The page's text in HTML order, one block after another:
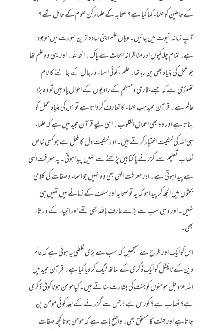
کے حاملین کو علماء کہا گیا ہے؟ صحابہ کے علماء کن علوم کے حامل تھے؟
آپ زمانہ نبوت میں جائیں۔ وہاں علم اپنی سادہ ترین صورت میں موجود
ہے۔ تمام چلاکیوں اور مناظرانہ ابحاث سے پاک۔ الحمد للہ۔ اور یہی وہ علم تھا
جو عمل کی بنیاد بھی بن رہا تھا۔ علم، کوئی اسماء ورجال کے جاننے کا نام
تھوڑی ہے کہ جسے بخاری ومسلم کے راویوں کے احوال یاد ہیں تو وہ بڑا
عالم ہے۔ قرآن مجید جب علماء کا تعارف کرواتا ہے تو اس کی بنیاد عمل کو
بناتا ہے اور وہ بھی اعمال القلوب۔ اسی لیے قرآن مجید میں ہے کہ علماء
ہی اللہ کی خشیت اختیار کرتے ہیں۔ اور خشیت دل کا فعل ہے جو کسی خاص
نصاب تعلیم سے گزرنے یا کتابیں پڑھنے سے نہیں پیدا ہوتی۔ یہ معرفت الہی
سے پیدا ہوتی ہے۔ اور معرفت الہی بھی وہ نہیں جو اسماء وصفات کی کلامی
بحثوں میں الجھ کر پیدا ہو کہ یہ تو صحابہ اور سلف کے زمانے میں تھیں ہی
نہیں۔ اور وہی سب سے بڑے عارف باللہ بھی تھے اور انبیاء کے ورثاء
بھی۔
اس کو ایک اور طرح سے سمجھیں کہ سب سے بڑی غلطی یہ ہوئی ہے کہ عالم
دین کے ٹائیٹل کو ایک ڈگری کے ساتھ ٹیگ کر دیا گیا ہے۔ قرآن مجید میں
اللہ عزوجل مومنوں کو جنت کی بشارت سناتے ہیں۔ کیا مومن ہونا کوئی ڈگری
ہے؟ نصاب ہے؟ کورس ہے؟ جس سے گزرنے کے بعد کوئی مومن بن
جاتا ہے اور جنت کا مستحق بھی۔ واضح بات ہے کہ مومن ہونا کچھ صفات